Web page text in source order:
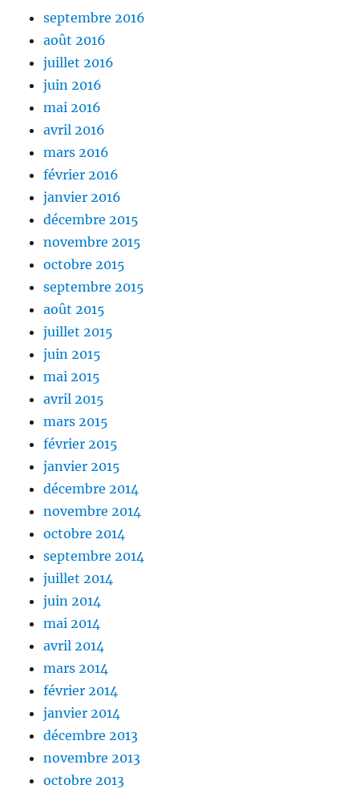
septembre 2016
août 2016
juillet 2016
juin 2016
mai 2016
avril 2016
mars 2016
février 2016
janvier 2016
décembre 2015
novembre 2015
octobre 2015
septembre 2015
août 2015
juillet 2015
juin 2015
mai 2015
avril 2015
mars 2015
février 2015
janvier 2015
décembre 2014
novembre 2014
octobre 2014
septembre 2014
juillet 2014
juin 2014
mai 2014
avril 2014
mars 2014
février 2014
janvier 2014
décembre 2013
novembre 2013
octobre 2013